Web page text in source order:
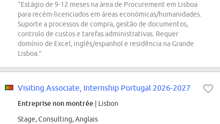
“Estágio de 9-12 meses na área de Procurement em Lisboa
para recém-licenciados em áreas económicas/humanidades.
Suporte a processos de compra, gestão de documentos,
controlo de custos e tarefas administrativas. Requer
domínio de Excel, inglês/espanhol e residência na Grande
Lisboa.”
Visiting Associate, Internship Portugal 2026-2027
Entreprise non montrée | Lisbon
Stage, Consulting, Anglais